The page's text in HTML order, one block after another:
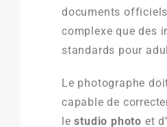
documents
complexe que des
standards pour
Le photographe
capable de
lestudio photo et